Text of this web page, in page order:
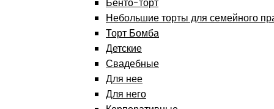
Бенто-торт
Небольшие торты для семейного
Торт Бомба
Детские
Свадебные
Для нее
Для него